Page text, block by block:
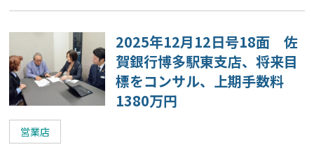
2025年12月12日号18面 佐
賀銀行博多駅東支店、将来目
標をコンサル、上期手数料
1380万円
営業店